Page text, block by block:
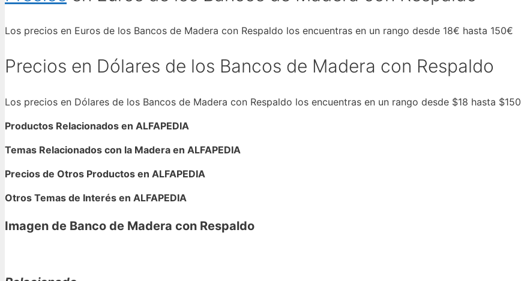
Los precios en Euros de los Bancos de Madera con Respaldo los encuentras en un rango desde 18€ hasta 150€
Precios en Dólares de los Bancos de Madera con Respaldo
Los precios en Dólares de los Bancos de Madera con Respaldo los encuentras en un rango desde $18 hasta $150
Productos Relacionados en ALFAPEDIA
Temas Relacionados con la Madera en ALFAPEDIA
Precios de Otros Productos en ALFAPEDIA
Otros Temas de Interés en ALFAPEDIA
Imagen de Banco de Madera con Respaldo